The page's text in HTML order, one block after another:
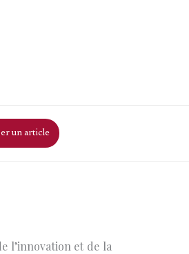
un article
l’innovation et de la